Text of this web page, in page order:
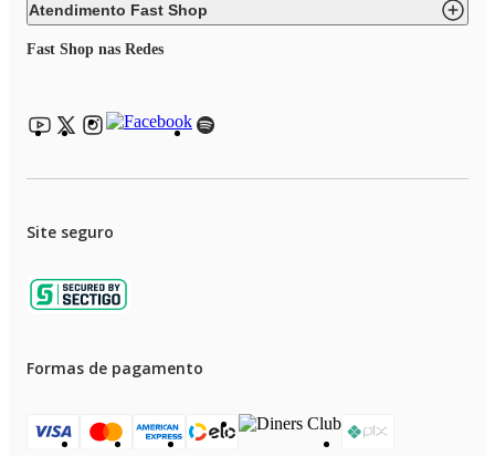
Atendimento Fast Shop
Fast Shop nas Redes
Site seguro
Formas de pagamento